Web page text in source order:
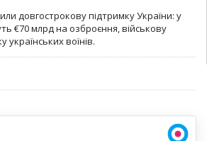
довгострокову підтримку України: у
€70 млрд на озброєння, військову
українських воїнів.